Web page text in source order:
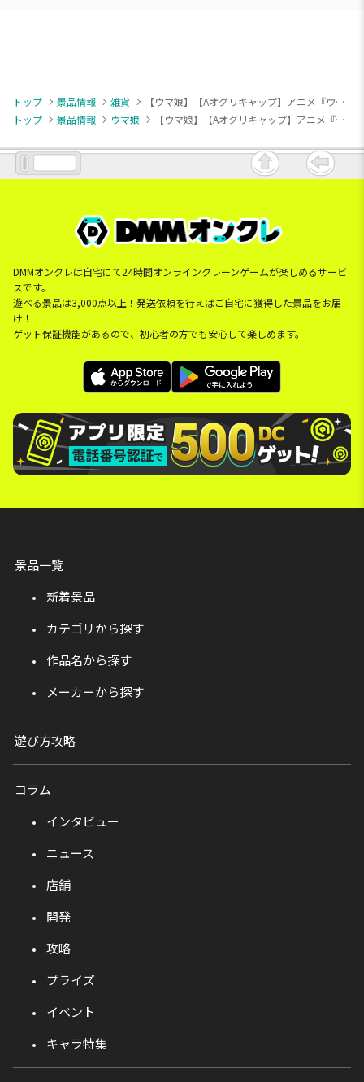
トップ 景品情報 雑貨
【ウマ娘】【Aオグリキャップ】アニメ『ウマ娘 シンデレラグレイ』 きゅるぽっぷん アクリル万年カレンダー
トップ
景品情報 ウマ娘 【ウマ娘】【Aオグリキャップ】アニメ『ウマ娘 シンデレラグレイ』 きゅるぽっぷん アクリル万年カレンダー
DMMオンクレは自宅にて24時間オンラインクレーンゲームが楽しめるサービ
スです。
遊べる景品は3,000点以上！発送依頼を行えばご自宅に獲得した景品をお届
け！
ゲット保証機能があるので、初心者の方でも安心して楽しめます。
景品一覧
新着景品
カテゴリから探す
作品名から探す
メーカーから探す
遊び方攻略
コラム
インタビュー
ニュース
店舗
開発
攻略
プライズ
イベント
キャラ特集